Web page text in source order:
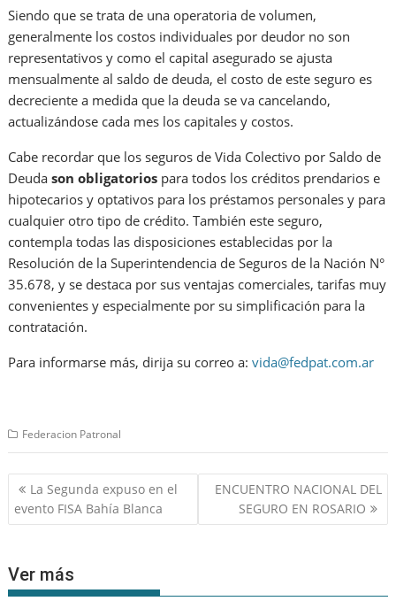
Siendo que se trata de una operatoria de volumen,
generalmente los costos individuales por deudor no son
representativos y como el capital asegurado se ajusta
mensualmente al saldo de deuda, el costo de este seguro es
decreciente a medida que la deuda se va cancelando,
actualizándose cada mes los capitales y costos.
Cabe recordar que los seguros de Vida Colectivo por Saldo de
Deudason obligatorios para todos los créditos prendarios e
hipotecarios y optativos para los préstamos personales y para
cualquier otro tipo de crédito. También este seguro,
contempla todas las disposiciones establecidas por la
Resolución de la Superintendencia de Seguros de la Nación N°
35.678, y se destaca por sus ventajas comerciales, tarifas muy
convenientes y especialmente por su simplificación para la
contratación.
Para informarse más, dirija su correo a:vida@fedpat.com.ar
Federacion Patronal
Navegación
de
entradas
La Segunda expuso en el
evento FISA Bahía Blanca
ENCUENTRO NACIONAL DEL
SEGURO EN ROSARIO
Ver más